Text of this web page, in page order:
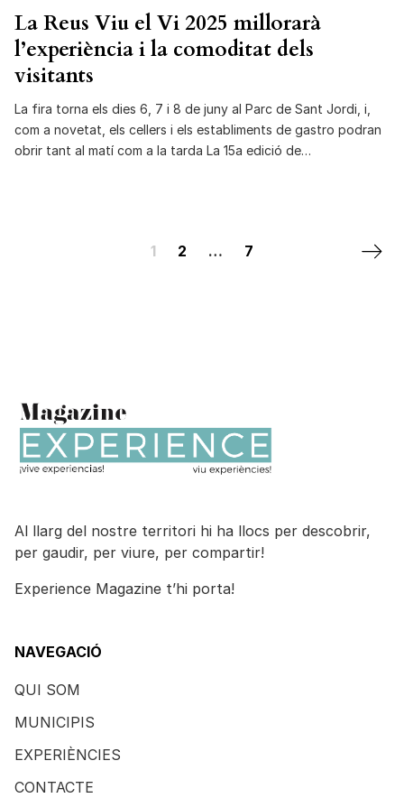
La Reus Viu el Vi 2025 millorarà
l’experiència i la comoditat dels
visitants
La fira torna els dies 6, 7 i 8 de juny al Parc de Sant Jordi, i,
com a novetat, els cellers i els establiments de gastro podran
obrir tant al matí com a la tarda La 15a edició de…
Posts navigation
1 2 … 7 Next
Al llarg del nostre territori hi ha llocs per descobrir,
per gaudir, per viure, per compartir!
Experience Magazine t’hi porta!
NAVEGACIÓ
QUI SOM
MUNICIPIS
EXPERIÈNCIES
CONTACTE